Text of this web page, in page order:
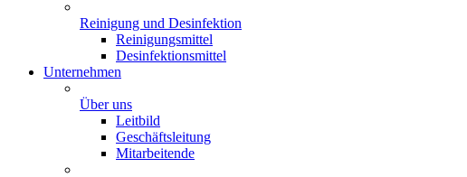
Reinigung und Desinfektion
Reinigungsmittel
Desinfektionsmittel
Unternehmen
Über uns
Leitbild
Geschäftsleitung
Mitarbeitende